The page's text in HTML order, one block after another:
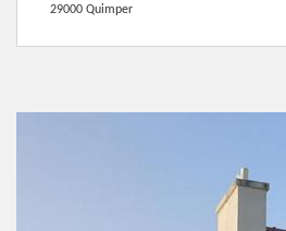
29000 Quimper